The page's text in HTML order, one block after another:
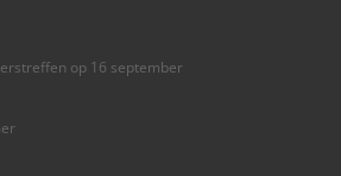
op 16 september